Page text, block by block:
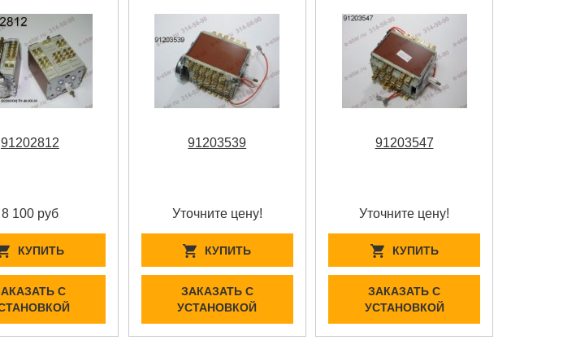
91202812
8 100 руб
КУПИТЬ
С
91203539
Уточните цену!
КУПИТЬ
ЗАКАЗАТЬ С
УСТАНОВКОЙ
91203547
Уточните цену!
КУПИТЬ
ЗАКАЗАТЬ С
УСТАНОВКОЙ